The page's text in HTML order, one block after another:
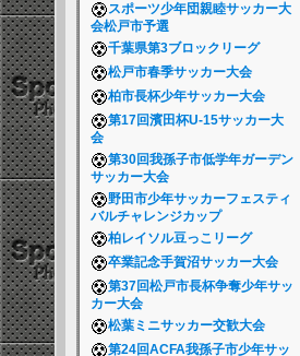
スポーツ少年団親睦サッカー大
会松戸市予選
千葉県第3ブロックリーグ
松戸市春季サッカー大会
柏市長杯少年サッカー大会
第17回濱田杯U-15サッカー大
会
第30回我孫子市低学年ガーデン
サッカー大会
野田市少年サッカーフェスティ
バルチャレンジカップ
柏レイソル豆っこリーグ
卒業記念手賀沼サッカー大会
第37回松戸市長杯争奪少年サッ
カー大会
松葉ミニサッカー交歓大会
第24回ACFA我孫子市少年サッ